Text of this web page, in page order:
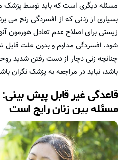
مسئله دیگری است که باید توسط پزشک
بسیاری از زنانی که از افسردگی رنج می
زیستی برای اصلاح عدم تعادل هورمون
شود. افسردگی مداوم و بدون علت
چنانچه زنی دچار از دست رفتن شدید
باشد، نباید در مراجعه به پزشک نگران
قاعدگی غیر قابل پیش
مسئله بین زنان رایج است